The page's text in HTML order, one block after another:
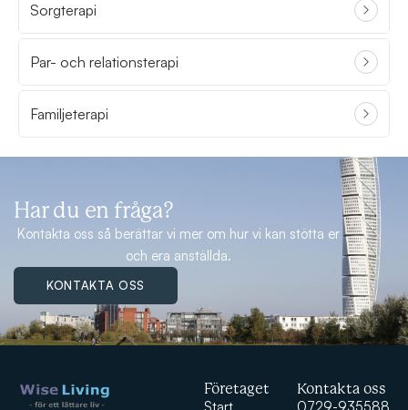
Sorgterapi
Par- och relationsterapi
Familjeterapi
Har du en fråga?
Kontakta oss så berättar vi mer om hur vi kan stötta er
och era anställda.
KONTAKTA OSS
Företaget
Start
Kontakta oss
0729-935588